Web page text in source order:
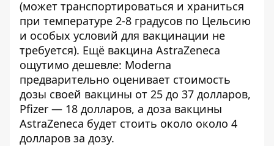
(может транспортироваться и храниться
при температуре 2-8 градусов по Цельсию
и особых условий для вакцинации не
требуется). Ещё вакцина AstraZeneca
ощутимо дешевле: Moderna
предварительно оценивает стоимость
дозы своей вакцины от 25 до 37 долларов,
Pfizer — 18 долларов, а доза вакцины
AstraZeneca будет стоить около около 4
долларов за дозу.